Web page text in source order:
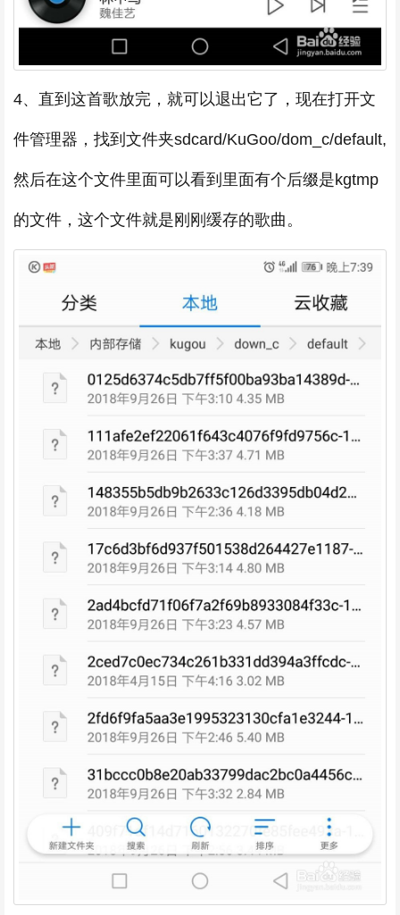
4、直到这首歌放完，就可以退出它了，现在打开文
件管理器，找到文件夹sdcard/KuGoo/dom_c/default,
然后在这个文件里面可以看到里面有个后缀是kgtmp
的文件，这个文件就是刚刚缓存的歌曲。